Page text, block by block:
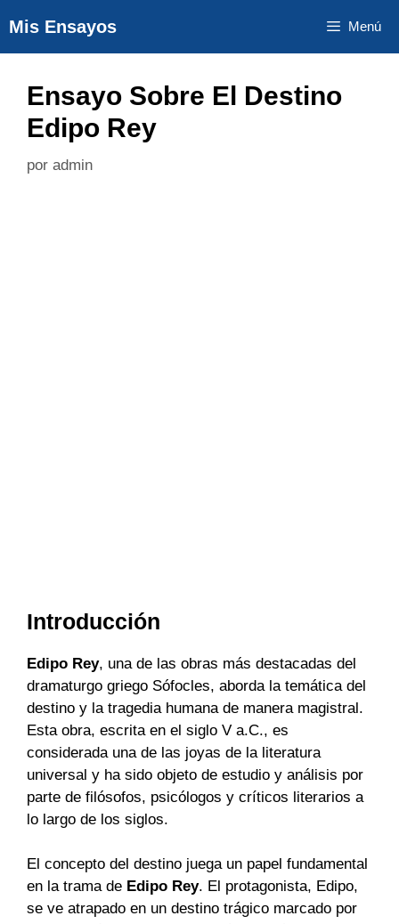
al
contenido
Mis Ensayos Menú
Ensayo Sobre El Destino
Edipo Rey
por admin
Introducción
Edipo Rey, una de las obras más destacadas del
dramaturgo griego Sófocles, aborda la temática del
destino y la tragedia humana de manera magistral.
Esta obra, escrita en el siglo V a.C., es
considerada una de las joyas de la literatura
universal y ha sido objeto de estudio y análisis por
parte de filósofos, psicólogos y críticos literarios a
lo largo de los siglos.
El concepto del destino juega un papel fundamental
en la trama de Edipo Rey. El protagonista, Edipo,
se ve atrapado en un destino trágico marcado por